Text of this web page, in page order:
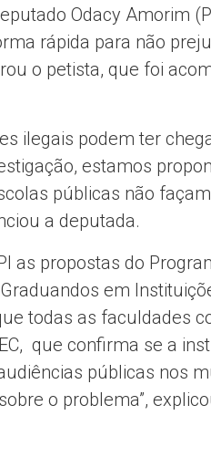
Odacy Amorim
rápida para não
o petista, que foi
ilegais podem ter
estamos
públicas não
a deputada.
as propostas do
em
todas as faculdades
que confirma se a
públicas nos
o problema”,